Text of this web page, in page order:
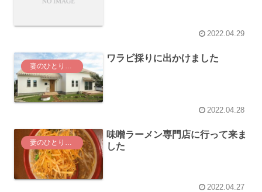
2022.04.29
ワラビ採りに出かけました
2022.04.28
妻のひとりごと
味噌ラーメン専門店に行って来ま
した
2022.04.27